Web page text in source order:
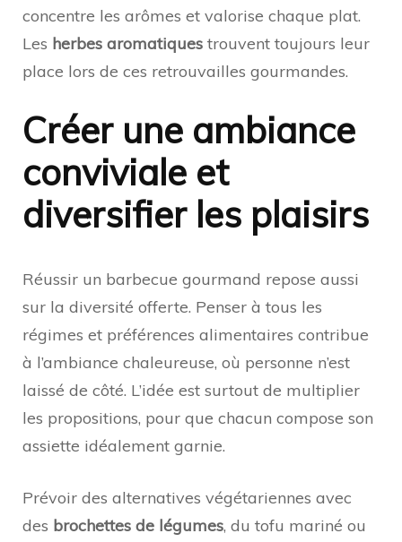
concentre les arômes et valorise chaque plat.
Les herbes aromatiques trouvent toujours leur
place lors de ces retrouvailles gourmandes.
Créer une ambiance
conviviale et
diversifier les plaisirs
Réussir un barbecue gourmand repose aussi
sur la diversité offerte. Penser à tous les
régimes et préférences alimentaires contribue
à l’ambiance chaleureuse, où personne n’est
laissé de côté. L’idée est surtout de multiplier
les propositions, pour que chacun compose son
assiette idéalement garnie.
Prévoir des alternatives végétariennes avec
des brochettes de légumes, du tofu mariné ou